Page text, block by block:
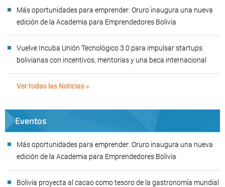
Más oportunidades para emprender: Oruro inaugura una nueva
edición de la Academia para Emprendedores Bolivia
Vuelve Incuba Unión Tecnológico 3.0 para impulsar startups
bolivianas con incentivos, mentorías y una beca internacional
Ver todas las Noticias »
Eventos
Más oportunidades para emprender: Oruro inaugura una nueva
edición de la Academia para Emprendedores Bolivia
Bolivia proyecta al cacao como tesoro de la gastronomía mundial